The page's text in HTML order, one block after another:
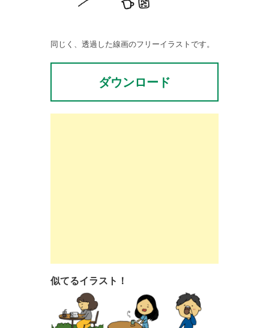
同じく、透過した線画のフリーイラストです。
ダウンロード
似てるイラスト！